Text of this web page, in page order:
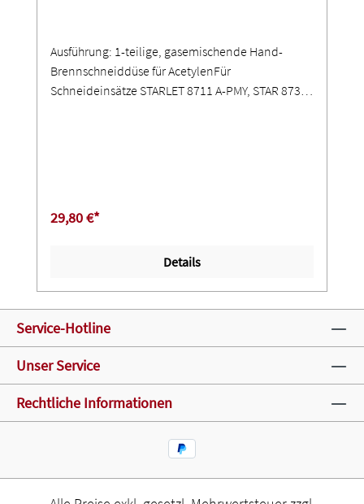
Ausführung: 1-teilige, gasemischende Hand-
Brennschneiddüse für AcetylenFür
Schneideinsätze STARLET 8711 A-PMY, STAR 8730
29,80 €*
Details
Service-Hotline
Unser Service
Rechtliche Informationen